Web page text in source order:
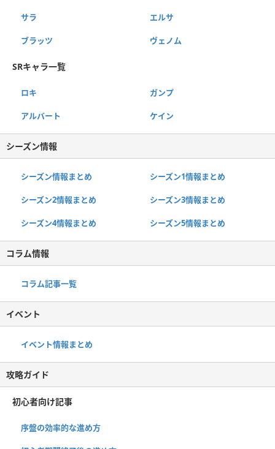
サラ エルサ
ブラッツ ヴェノム
SRキャラ一覧
ロキ ガンプ
アルバート ケイン
シーズン情報
シーズン情報まとめ シーズン1情報まとめ
シーズン2情報まとめ シーズン3情報まとめ
シーズン4情報まとめ シーズン5情報まとめ
コラム情報
コラム記事一覧
イベント
イベント情報まとめ
攻略ガイド
初心者向け記事
序盤の効率的な進め方